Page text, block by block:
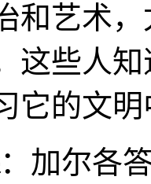
和艺术
这些人
它的文
：加尔各